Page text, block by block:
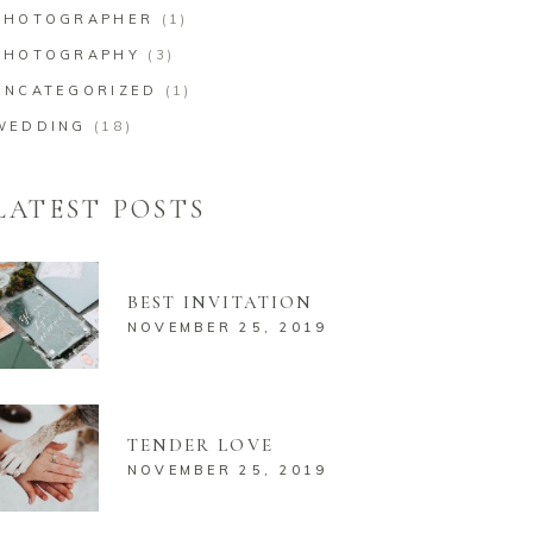
(1)
(3)
(1)
(18)
POSTS
BEST INVITATION
NOVEMBER 25, 2019
TENDER LOVE
NOVEMBER 25, 2019